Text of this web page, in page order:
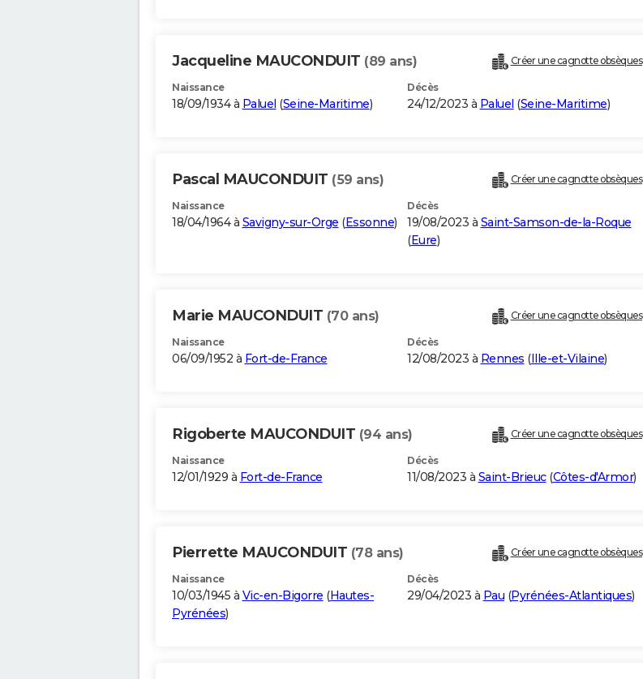
Jacqueline MAUCONDUIT (89 ans) Créer une cagnotte obsèques
Naissance
18/09/1934 à Paluel (Seine-Maritime)
Décès
24/12/2023 à Paluel (Seine-Maritime)
Pascal MAUCONDUIT (59 ans) Créer une cagnotte obsèques
Naissance
18/04/1964 à Savigny-sur-Orge (Essonne)
Décès
19/08/2023 à Saint-Samson-de-la-Roque
(Eure)
Marie MAUCONDUIT (70 ans) Créer une cagnotte obsèques
Naissance
06/09/1952 à Fort-de-France
Décès
12/08/2023 à Rennes (Ille-et-Vilaine)
Rigoberte MAUCONDUIT (94 ans) Créer une cagnotte obsèques
Naissance
12/01/1929 à Fort-de-France
Décès
11/08/2023 à Saint-Brieuc(Côtes-d'Armor)
Pierrette MAUCONDUIT (78 ans) Créer une cagnotte obsèques
Naissance
10/03/1945 à Vic-en-Bigorre (Hautes-
Pyrénées)
Décès
29/04/2023 à Pau (Pyrénées-Atlantiques)